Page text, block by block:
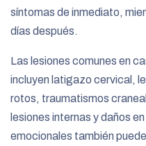
síntomas de inmediato,
días después.
Las lesiones comunes en
incluyen latigazo cervical,
rotos, traumatismos
lesiones internas y daños
emocionales también